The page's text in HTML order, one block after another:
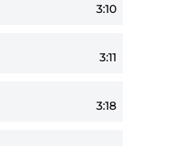
3:10
3:11
3:18